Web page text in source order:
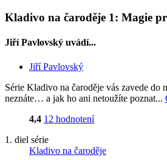
Kladivo na čaroděje 1: Magie
Jiří Pavlovský uvádí...
Jiří Pavlovský
Série Kladivo na čaroděje vás zavede do
neznáte… a jak ho ani netoužíte poznat...
4,4 12 hodnotení
1. diel série
Kladivo na čaroděje